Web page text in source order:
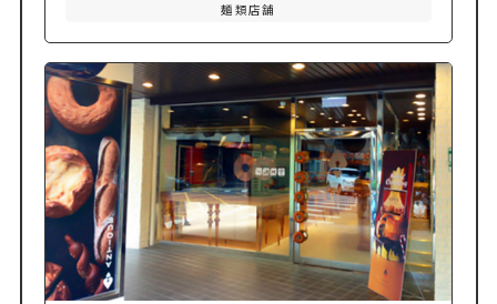
麺類店舗